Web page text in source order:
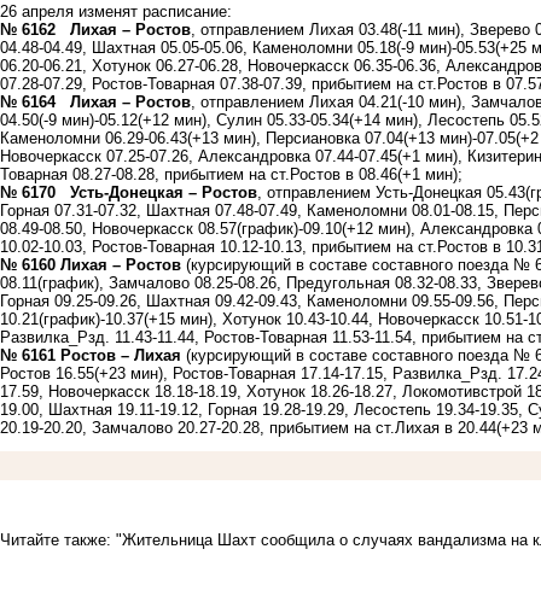
26 апреля изменят расписание:
№ 6162 Лихая – Ростов , отправлением Лихая 03.48(-11 мин),
04.48-04.49, Шахтная 05.05-05.06, Каменоломни 05.18(-9 мин)-05.53(+25
06.20-06.21, Хотунок 06.27-06.28, Новочеркасск 06.35-06.36,
07.28-07.29, Ростов-Товарная 07.38-07.39, прибытием на ст.Ростов в
№ 6164 Лихая – Ростов , отправлением Лихая 04.21(-10 мин),
04.50(-9 мин)-05.12(+12 мин), Сулин 05.33-05.34(+14 мин), Лесостепь
Каменоломни 06.29-06.43(+13 мин), Персиановка 07.04(+13 мин)-
Новочеркасск 07.25-07.26, Александровка 07.44-07.45(+1 мин),
Товарная 08.27-08.28, прибытием на ст.Ростов в 08.46(+1 мин);
№ 6170 Усть-Донецкая – Ростов , отправлением Усть-Донецкая
Горная 07.31-07.32, Шахтная 07.48-07.49, Каменоломни 08.01-08.15,
08.49-08.50, Новочеркасск 08.57(график)-09.10(+12 мин),
10.02-10.03, Ростов-Товарная 10.12-10.13, прибытием на ст.Ростов в
№ 6160 Лихая – Ростов (курсирующий в составе составного поезда №
08.11(график), Замчалово 08.25-08.26, Предугольная 08.32-08.33,
Горная 09.25-09.26, Шахтная 09.42-09.43, Каменоломни 09.55-09.56,
10.21(график)-10.37(+15 мин), Хотунок 10.43-10.44, Новочеркасск 10.51-
Развилка_Рзд. 11.43-11.44, Ростов-Товарная 11.53-11.54, прибытием на
№ 6161 Ростов – Лихая (курсирующий в составе составного поезда №
Ростов 16.55(+23 мин), Ростов-Товарная 17.14-17.15, Развилка_Рзд.
17.59, Новочеркасск 18.18-18.19, Хотунок 18.26-18.27, Локомотивстрой
19.00, Шахтная 19.11-19.12, Горная 19.28-19.29, Лесостепь 19.34-19.35,
20.19-20.20, Замчалово 20.27-20.28, прибытием на ст.Лихая в 20.44(+23
Читайте также: "Жительница Шахт сообщила о случаях вандализма на